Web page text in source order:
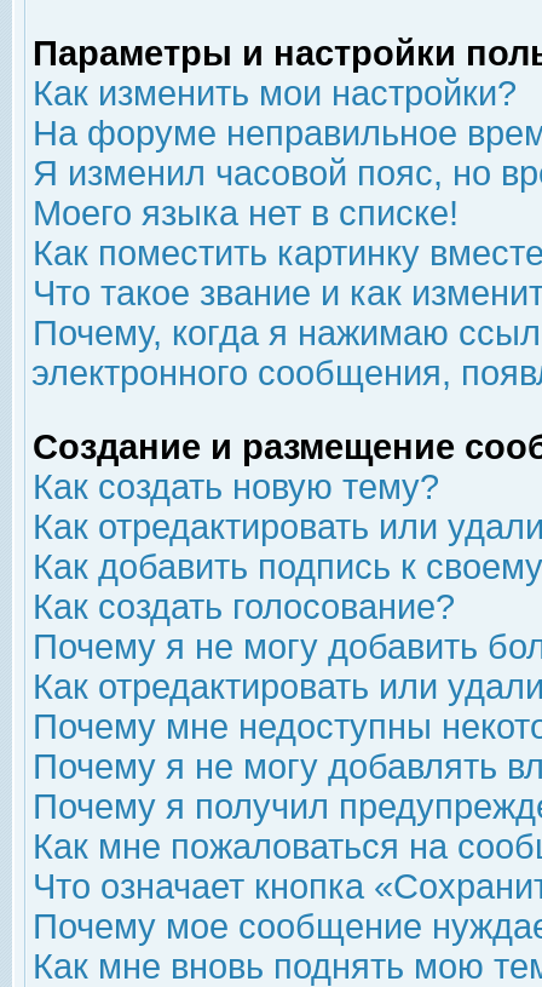
Параметры и настройки
Как изменить мои настройки?
На форуме неправильное
Я изменил часовой пояс, но
Моего языка нет в списке!
Как поместить картинку
Что такое звание и как
Почему, когда я нажимаю
электронного сообщения,
Создание и размещение
Как создать новую тему?
Как отредактировать или
Как добавить подпись к
Как создать голосование?
Почему я не могу добавить
Как отредактировать или
Почему мне недоступны
Почему я не могу добавлять
Почему я получил
Как мне пожаловаться на
Что означает кнопка
Почему мое сообщение
Как мне вновь поднять мою